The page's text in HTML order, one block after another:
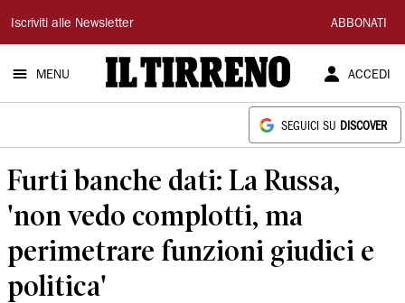
Il
Tirreno
Iscriviti alle Newsletter ABBONATI
MENU ACCEDI
SEGUICI SU DISCOVER
Furti banche dati: La Russa,
'non vedo complotti, ma
perimetrare funzioni giudici e
politica'